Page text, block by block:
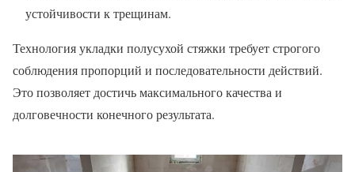
устойчивости к трещинам.
Технология укладки полусухой стяжки требует строгого
соблюдения пропорций и последовательности действий.
Это позволяет достичь максимального качества и
долговечности конечного результата.